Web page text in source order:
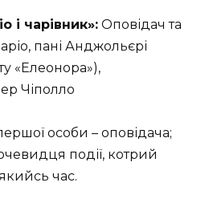
і чарівник»: Оповідач та
пані Анджольєрі
«Елеонора»),
Чіполло
особи – оповідача;
події, котрий
час.